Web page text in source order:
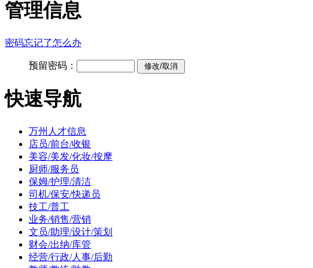
管理信息
密码忘记了怎么办
预留密码：
快速导航
万州人才信息
店员/前台/收银
美容/美发/化妆/按摩
厨师/服务员
保姆/护理/清洁
司机/保安/快递员
技工/普工
业务/销售/营销
文员/助理/设计/策划
财会/出纳/库管
经营/行政/人事/后勤